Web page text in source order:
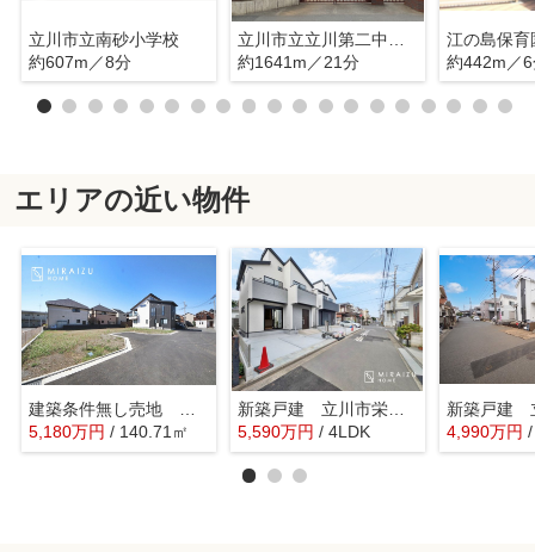
立川市立南砂小学校
約607m／8分
約1641m／21分
江の島保育
約442m／
エリアの近い物件
建築条件無し売地 立川市柏町 2丁目 全2区画
5,180万円 / 140.71㎡
新築戸建 立川市栄町4丁目 全2棟
5,590万円 / 4LDK 4,990万円